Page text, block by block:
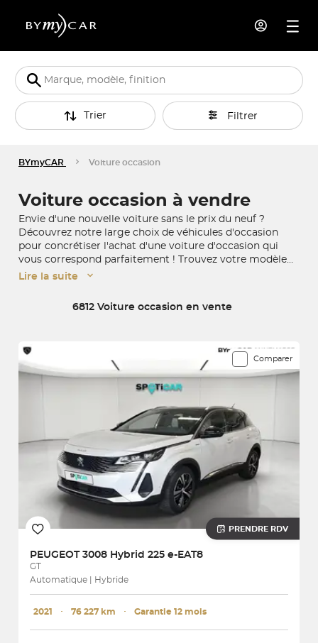
Trier Filtrer
BYmyCAR Voiture occasion
Voiture occasion à vendre
Envie d'une nouvelle voiture sans le prix du neuf ?
Découvrez notre large choix de véhicules d'occasion
pour concrétiser l'achat d'une voiture d'occasion qui
vous correspond parfaitement ! Trouvez votre modèle
idéal sur notre site de vente de voitures d'occasion et
Lire la suite
6812 Voiture occasion en vente
Comparer
PRENDRE RDV
PEUGEOT 3008 Hybrid 225 e-EAT8
GT
Automatique | Hybride
2021 ･ 76 227 km ･ Garantie 12 mois